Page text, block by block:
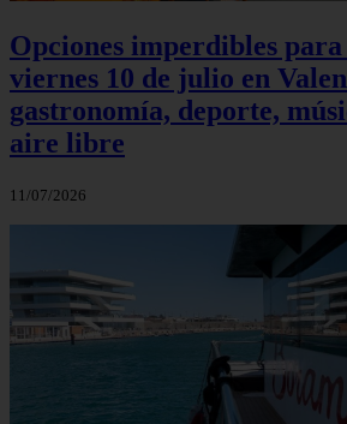
Opciones imperdibles
viernes 10 de julio en
gastronomía, deporte,
aire libre
11/07/2026